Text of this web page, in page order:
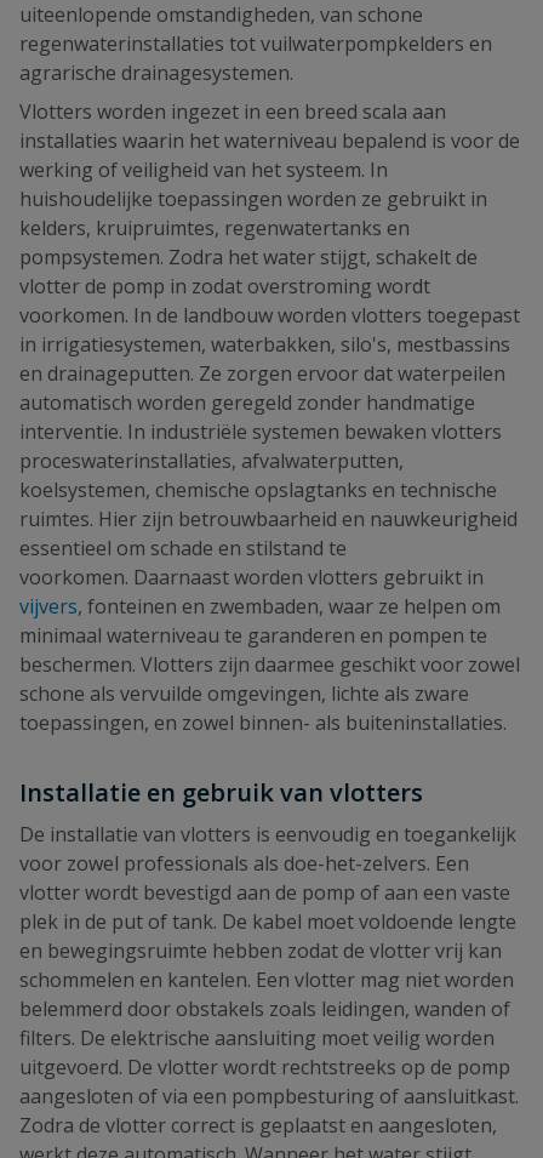
uiteenlopende omstandigheden, van schone
regenwaterinstallaties tot vuilwaterpompkelders en
agrarische drainagesystemen.
Vlotters worden ingezet in een breed scala aan
installaties waarin het waterniveau bepalend is voor de
werking of veiligheid van het systeem. In
huishoudelijke toepassingen worden ze gebruikt in
kelders, kruipruimtes, regenwatertanks en
pompsystemen. Zodra het water stijgt, schakelt de
vlotter de pomp in zodat overstroming wordt
voorkomen. In de landbouw worden vlotters toegepast
in irrigatiesystemen, waterbakken, silo's, mestbassins
en drainageputten. Ze zorgen ervoor dat waterpeilen
automatisch worden geregeld zonder handmatige
interventie. In industriële systemen bewaken vlotters
proceswaterinstallaties, afvalwaterputten,
koelsystemen, chemische opslagtanks en technische
ruimtes. Hier zijn betrouwbaarheid en nauwkeurigheid
essentieel om schade en stilstand te
voorkomen. Daarnaast worden vlotters gebruikt in
vijvers, fonteinen en zwembaden, waar ze helpen om
minimaal waterniveau te garanderen en pompen te
beschermen. Vlotters zijn daarmee geschikt voor zowel
schone als vervuilde omgevingen, lichte als zware
toepassingen, en zowel binnen- als buiteninstallaties.
Installatie en gebruik van vlotters
De installatie van vlotters is eenvoudig en toegankelijk
voor zowel professionals als doe-het-zelvers. Een
vlotter wordt bevestigd aan de pomp of aan een vaste
plek in de put of tank. De kabel moet voldoende lengte
en bewegingsruimte hebben zodat de vlotter vrij kan
schommelen en kantelen. Een vlotter mag niet worden
belemmerd door obstakels zoals leidingen, wanden of
filters. De elektrische aansluiting moet veilig worden
uitgevoerd. De vlotter wordt rechtstreeks op de pomp
aangesloten of via een pompbesturing of aansluitkast.
Zodra de vlotter correct is geplaatst en aangesloten,